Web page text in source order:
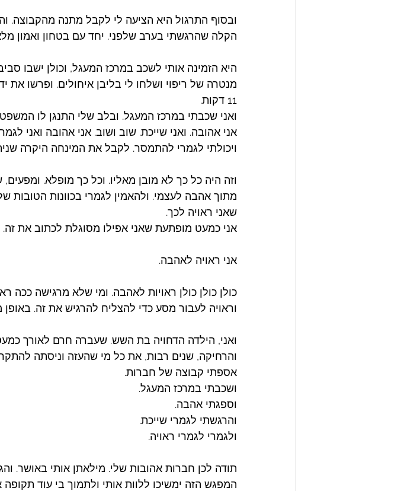
ובסוף התרגול היא הציעה לי לקבל מתנה מהקבוצה.
הקלה שהרגשתי בערב שלפני. יחד עם בטחון ואמון
היא הזמינה אותי לשכב במרכז המעגל, וכולן ישבו
מנטרה של ריפוי ושלחו לי בליבן איחולים. ופרשו את
11 דקות.
ואני שכבתי במרכז המעגל. ובלב שלי התנגן לו
אני אהובה. ואני שייכת. שוב ושוב. אני אהובה ואני
ויכולתי לגמרי להתמסר. לקבל את המינחה היקרה
וזה היה כל כך לא מובן מאליו. וכל כך מופלא.
מתוך אהבה לעצמי. ולהאמין לגמרי בכוונות הטובות
שאני ראויה לכך.
אני כמעט מופתעת שאני אפילו מסוגלת לכתוב את זה.
אני ראויה לאהבה.
כולן כולן כולן ראויות לאהבה. ומי שלא מרגישה ככה
וראויה לעבור מסע כדי להצליח להרגיש את זה. באופן
ואני, הילדה הדחויה בת השש. שעברה חרם לאורך
והרחיקה, שנים רבות, את כל מי שהעזה וניסתה
אספתי קבוצה של חברות.
ושכבתי במרכז המעגל.
וספגתי אהבה.
והרגשתי לגמרי שייכת.
ולגמרי לגמרי ראויה.
תודה לכן חברות אהובות שלי. מילאתן אותי באושר.
המפגש הזה ימשיכו ללוות אותי ולתמוך בי עוד תקופה